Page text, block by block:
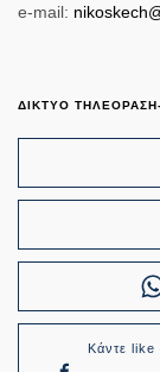
e-mail:
ΔΙΚΤΥΟ
Κάντε like